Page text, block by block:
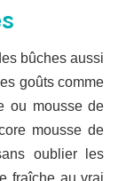
bûches aussi
goûts comme
ou mousse de
mousse de
oublier les
fraîche au vrai